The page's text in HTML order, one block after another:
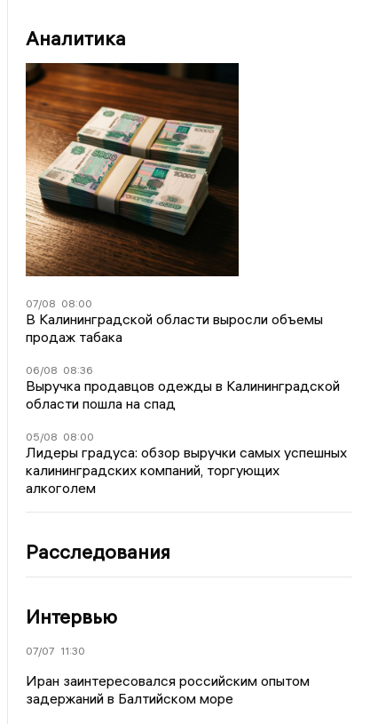
Аналитика
07/08 08:00
В Калининградской области выросли объемы
продаж табака
06/08 08:36
Выручка продавцов одежды в Калининградской
области пошла на спад
05/08 08:00
Лидеры градуса: обзор выручки самых успешных
калининградских компаний, торгующих
алкоголем
Расследования
Интервью
07/07 11:30
Иран заинтересовался российским опытом
задержаний в Балтийском море